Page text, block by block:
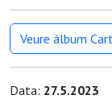
Veure àlbum
Data: 27.5.2023